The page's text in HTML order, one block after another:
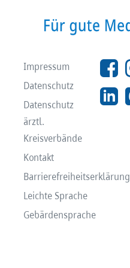
Recht
meineBLÄK
Recht
meineBLÄK
Impressum
Datenschutz
Datenschutz
ärztl.
Kreisverbände
Kontakt
Barrierefreiheitserklärung
Leichte Sprache
Gebärdensprache